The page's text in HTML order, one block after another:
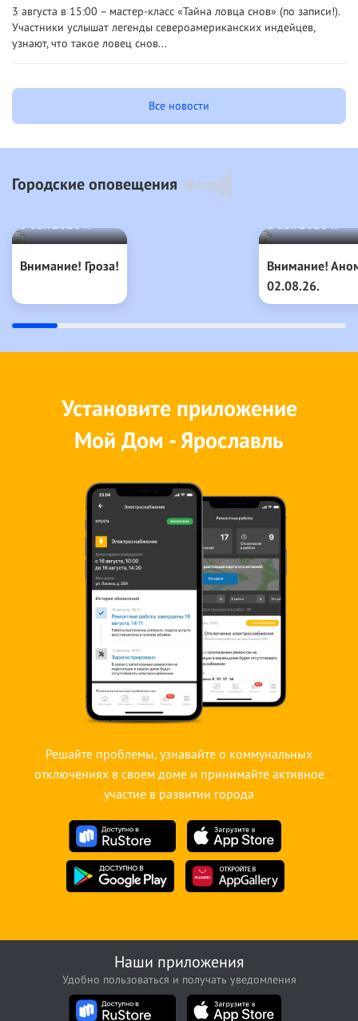
3 августа в 15:00 – мастер-класс «Тайна ловца снов» (по записи!).
Участники услышат легенды североамериканских индейцев,
узнают, что такое ловец снов...
Все новости
Городские оповещения
5 авг. 2026 г.
Внимание! Гроза!
1 авг. 2026 г.
Внимание!
02.08.26.
Установите приложение
Мой Дом - Ярославль
Решайте проблемы, узнавайте о коммунальных
отключениях в своем доме и принимайте активное
участие в развитии города
Наши приложения
Удобно пользоваться и получать уведомления